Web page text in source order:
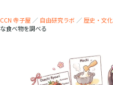
CCN 寺子屋 ／ 自由研究ラボ ／ 歴史・文化
な食べ物を調べる